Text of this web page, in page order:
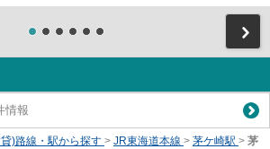
情報
)路線・駅から探す > JR東海道本線 > 茅ケ崎駅 > 茅